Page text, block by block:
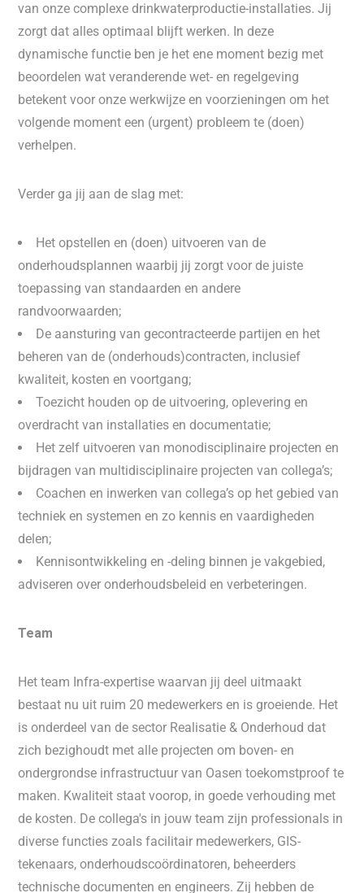
van onze complexe drinkwaterproductie-installaties. Jij
zorgt dat alles optimaal blijft werken. In deze
dynamische functie ben je het ene moment bezig met
beoordelen wat veranderende wet- en regelgeving
betekent voor onze werkwijze en voorzieningen om het
volgende moment een (urgent) probleem te (doen)
verhelpen.
Verder ga jij aan de slag met:
Het opstellen en (doen) uitvoeren van de
onderhoudsplannen waarbij jij zorgt voor de juiste
toepassing van standaarden en andere
randvoorwaarden;
De aansturing van gecontracteerde partijen en het
beheren van de (onderhouds)contracten, inclusief
kwaliteit, kosten en voortgang;
Toezicht houden op de uitvoering, oplevering en
overdracht van installaties en documentatie;
Het zelf uitvoeren van monodisciplinaire projecten en
bijdragen van multidisciplinaire projecten van collega’s;
Coachen en inwerken van collega’s op het gebied van
techniek en systemen en zo kennis en vaardigheden
delen;
Kennisontwikkeling en -deling binnen je vakgebied,
adviseren over onderhoudsbeleid en verbeteringen.
Team
Het team Infra-expertise waarvan jij deel uitmaakt
bestaat nu uit ruim 20 medewerkers en is groeiende. Het
is onderdeel van de sector Realisatie & Onderhoud dat
zich bezighoudt met alle projecten om boven- en
ondergrondse infrastructuur van Oasen toekomstproof te
maken. Kwaliteit staat voorop, in goede verhouding met
de kosten. De collega's in jouw team zijn professionals in
diverse functies zoals facilitair medewerkers, GIS-
tekenaars, onderhoudscoördinatoren, beheerders
technische documenten en engineers. Zij hebben de